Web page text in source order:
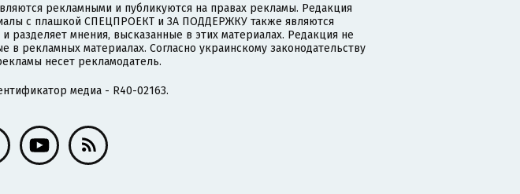
рекламными и публикуются на правах рекламы. Редакция
с плашкой СПЕЦПРОЕКТ и ЗА ПОДДЕРЖКУ также являются
разделяет мнения, высказанные в этих материалах. Редакция не
рекламных материалах. Согласно украинскому законодательству
несет рекламодатель.
медиа - R40-02163.